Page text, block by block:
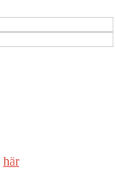
här